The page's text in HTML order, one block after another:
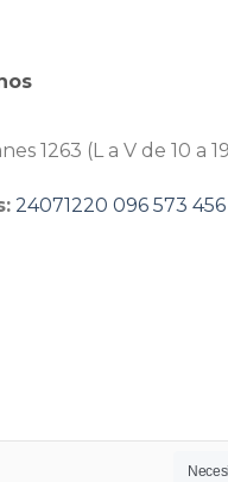
1263 (L a V de 10 a
24071220 096 573 456